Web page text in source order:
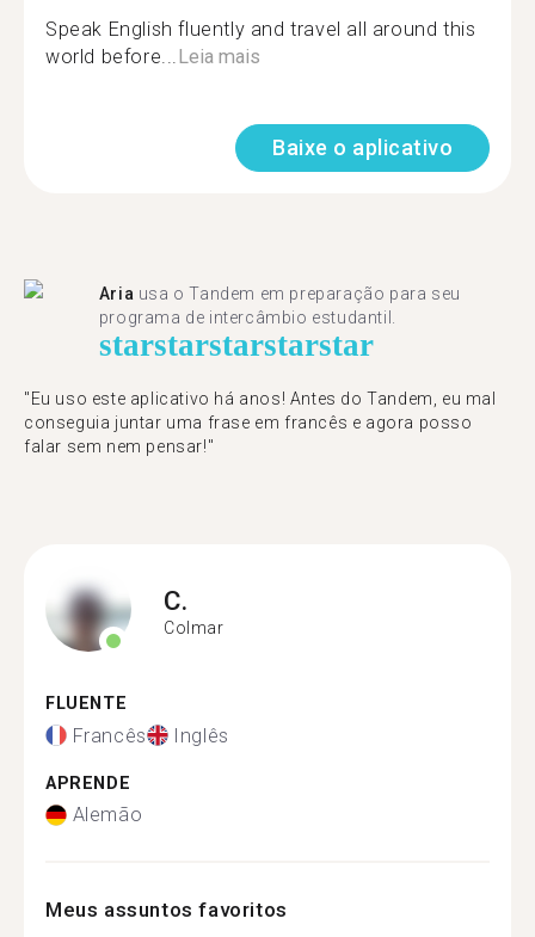
Speak English fluently and travel all around this
world before...Leia mais
Baixe o aplicativo
Aria usa o Tandem em preparação para seu
programa de intercâmbio estudantil.
starstarstarstarstar
"​​Eu uso este aplicativo há anos! Antes do Tandem, eu mal
conseguia juntar uma frase em francês e agora posso
falar sem nem pensar!"
C.
Colmar
FLUENTE
Francês Inglês
APRENDE
Alemão
Meus assuntos favoritos